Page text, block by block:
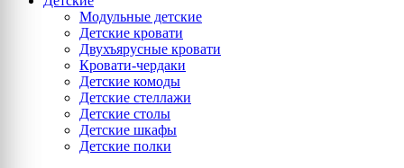
Модульные детские
Детские кровати
Двухъярусные кровати
Кровати-чердаки
Детские комоды
Детские стеллажи
Детские столы
Детские шкафы
Детские полки